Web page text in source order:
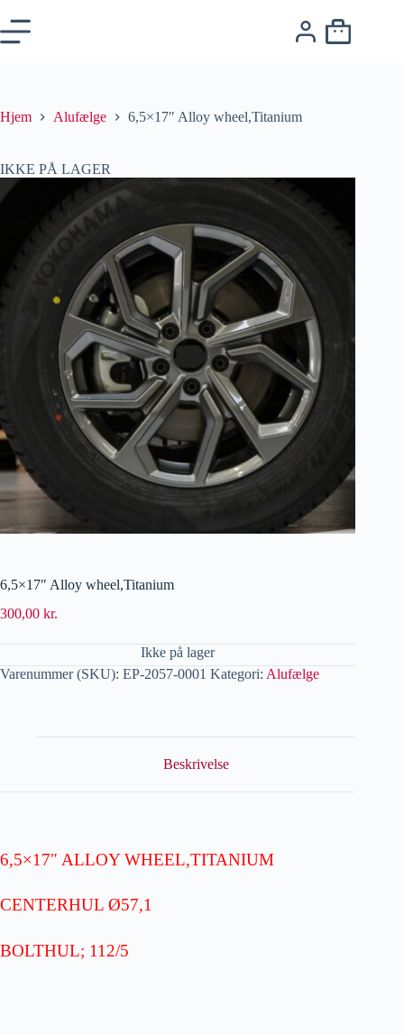
Hjem Alufælge 6,5×17″ Alloy wheel,Titanium
IKKE PÅ LAGER
6,5×17″ Alloy wheel,Titanium
300,00 kr.
Ikke på lager
Varenummer (SKU): EP-2057-0001 Kategori: Alufælge
Beskrivelse
6,5×17″ ALLOY WHEEL,TITANIUM
CENTERHUL Ø57,1
BOLTHUL; 112/5